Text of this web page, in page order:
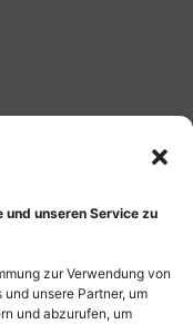
und unseren Service zu
zur Verwendung von
unsere Partner, um
und abzurufen, um